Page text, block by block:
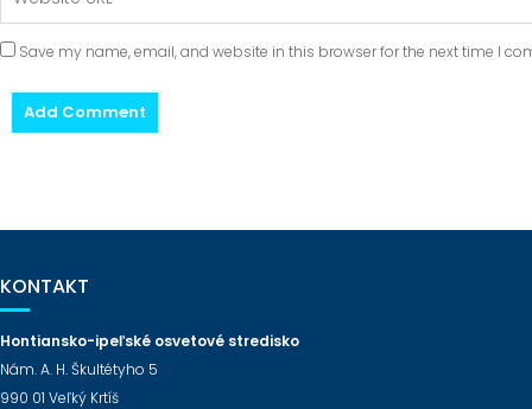
Save my name, email, and website in this browser for the next time I
KONTAKT
Hontiansko-ipeľské osvetové stredisko
Nám. A. H. Škultétyho 5
990 01 Veľký Krtíš